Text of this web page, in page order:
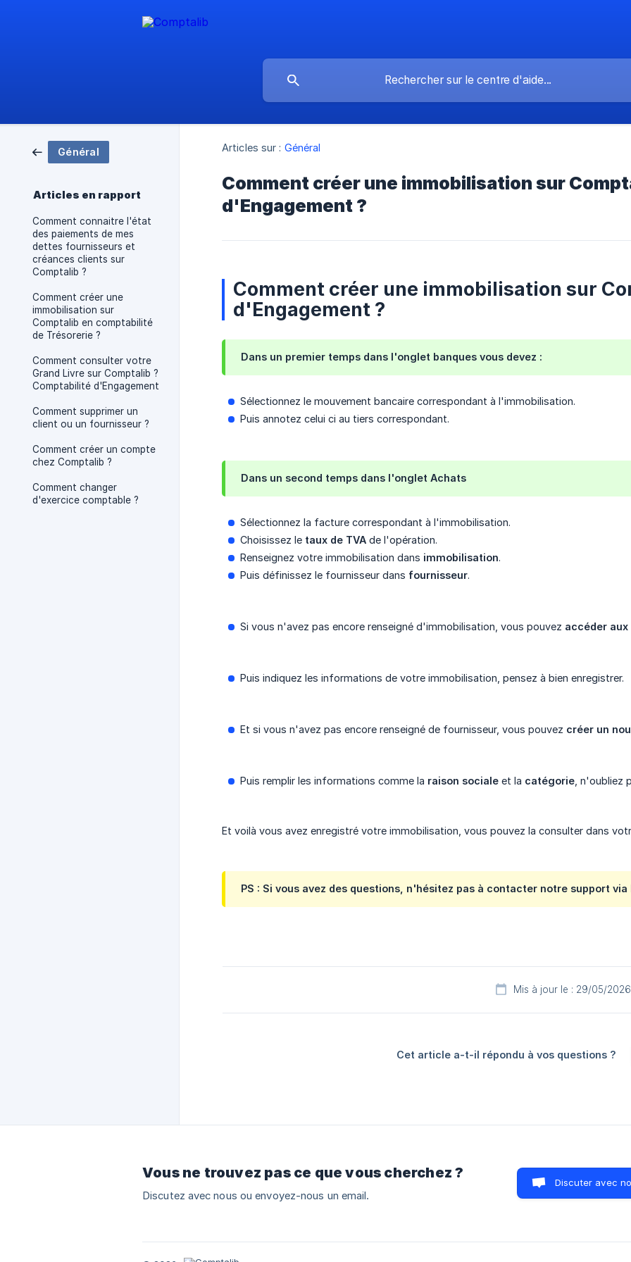
Général
Articles en rapport
Comment connaitre l'état
des paiements de mes
dettes fournisseurs et
créances clients sur
Comptalib ?
Comment créer une
immobilisation sur
Comptalib en comptabilité
de Trésorerie ?
Comment consulter votre
Grand Livre sur Comptalib ?
Comptabilité d'Engagement
Comment supprimer un
client ou un fournisseur ?
Comment créer un compte
chez Comptalib ?
Comment changer
d'exercice comptable ?
Articles sur : Général
Comment créer une immobilisation sur
d'Engagement ?
Comment créer une immobilisation sur
d'Engagement ?
Dans un premier temps dans l'onglet banques vous devez :
Sélectionnez le mouvement bancaire correspondant à l'immobilisation.
Puis annotez celui ci au tiers correspondant.
Dans un second temps dans l'onglet Achats
Sélectionnez la facture correspondant à l'immobilisation.
Choisissez le taux de TVA de l'opération.
Renseignez votre immobilisation dans immobilisation.
Puis définissez le fournisseur dans fournisseur.
Si vous n'avez pas encore renseigné d'immobilisation, vous pouvez accéder
Puis indiquez les informations de votre immobilisation, pensez à bien enregistrer.
Et si vous n'avez pas encore renseigné de fournisseur, vous pouvez créer un
Puis remplir les informations comme la raison sociale et la catégorie , n'oubliez
Et voilà vous avez enregistré votre immobilisation, vous pouvez la consulter dans
PS : Si vous avez des questions, n'hésitez pas à contacter notre support
Mis à jour le : 29/05/2026
Cet article a-t-il répondu à vos questions ?
Vous ne trouvez pas ce que vous cherchez ?
Discutez avec nous ou envoyez-nous un email.
Discuter avec